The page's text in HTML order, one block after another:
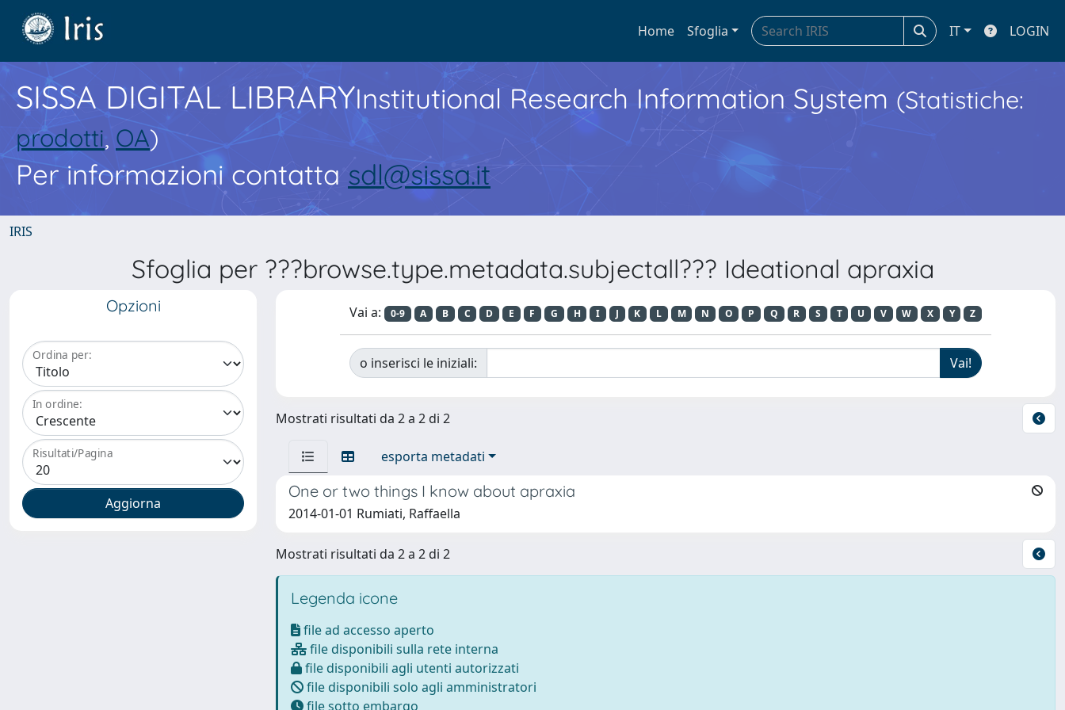
Home Sfoglia IT LOGIN
SISSA DIGITAL LIBRARYInstitutional Research Information System (Statistiche:
prodotti, OA)
Per informazioni contatta sdl@sissa.it
IRIS
Sfoglia per ???browse.type.metadata.subjectall??? Ideational apraxia
Opzioni
Ordina per:
In ordine:
Risultati/Pagina
Vai a: 0-9 A B C D E F G H I J K L M N O P Q R S T U V W X Y Z
o inserisci le iniziali:
Mostrati risultati da 2 a 2 di 2
esporta metadati
One or two things I know about apraxia
2014-01-01 Rumiati, Raffaella
Mostrati risultati da 2 a 2 di 2
Legenda icone
file ad accesso aperto
file disponibili sulla rete interna
file disponibili agli utenti autorizzati
file disponibili solo agli amministratori
file sotto embargo